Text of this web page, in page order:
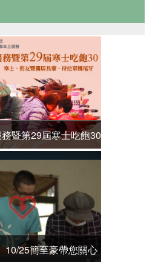
暨第29屆寒士吃飽30
居長輩、待拉單媽尾
牙
10/25簡至豪帶您關心